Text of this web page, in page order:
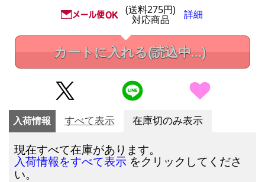
(送料275円)
対応商品 詳細
カートに入れる(読込中...)
入荷情報 すべて表示 在庫切のみ表示
現在すべて在庫があります。
入荷情報をすべて表示 をクリックしてくださ
い。